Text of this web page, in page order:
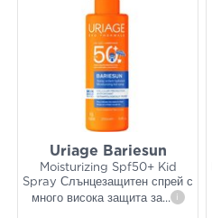
Uriage Bariesun
Moisturizing Spf50+ Kid
Spray Слънцезащитен спрей с
много висока защита за... i